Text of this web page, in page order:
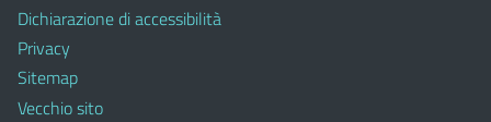
Dichiarazione di accessibilità
Privacy
Sitemap
Vecchio sito